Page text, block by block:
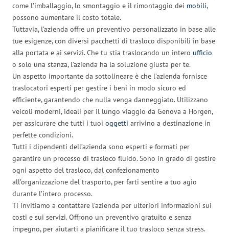
come l’imballaggio, lo smontaggio e il rimontaggio dei mobili,
possono aumentare il costo totale.
Tuttavia, l’azienda offre un preventivo personalizzato in base alle
tue esigenze, con diversi pacchetti di trasloco disponibili in base
alla portata e ai servizi. Che tu stia traslocando un intero ufficio
o solo una stanza, l’azienda ha la soluzione giusta per te.
Un aspetto importante da sottolineare è che l’azienda fornisce
traslocatori esperti per gestire i beni in modo sicuro ed
efficiente, garantendo che nulla venga danneggiato. Utilizzano
veicoli moderni, ideali per il lungo viaggio da Genova a Horgen,
per assicurare che tutti i tuoi oggetti arrivino a destinazione in
perfette condizioni.
Tutti i dipendenti dell’azienda sono esperti e formati per
garantire un processo di trasloco fluido. Sono in grado di gestire
ogni aspetto del trasloco, dal confezionamento
all’organizzazione del trasporto, per farti sentire a tuo agio
durante l’intero processo.
Ti invitiamo a contattare l’azienda per ulteriori informazioni sui
costi e sui servizi. Offrono un preventivo gratuito e senza
impegno, per aiutarti a pianificare il tuo trasloco senza stress.